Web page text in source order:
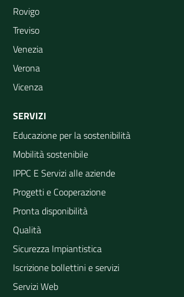
Rovigo
Treviso
Venezia
Verona
Vicenza
SERVIZI
Educazione per la sostenibilità
Mobilità sostenibile
IPPC E Servizi alle aziende
Progetti e Cooperazione
Pronta disponibilità
Qualità
Sicurezza Impiantistica
Iscrizione bollettini e servizi
Servizi Web